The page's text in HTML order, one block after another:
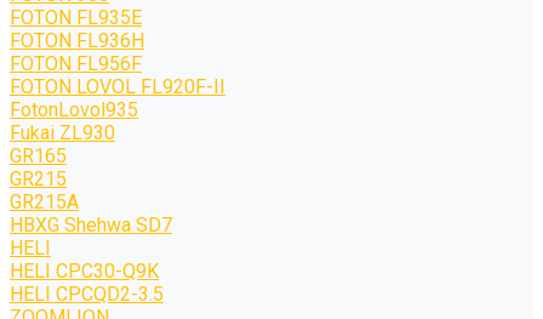
FOTON FL935E
FOTON FL936H
FOTON FL956F
FOTON LOVOL FL920F-II
FotonLovol935
Fukai ZL930
GR165
GR215
GR215A
HBXG Shehwa SD7
HELI
HELI CPC30-Q9K
HELI CPCQD2-3.5